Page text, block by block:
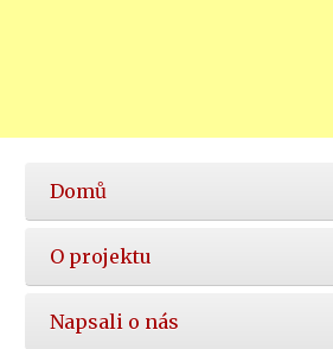
Hlavní
nabídka
Domů
O projektu
Napsali o nás